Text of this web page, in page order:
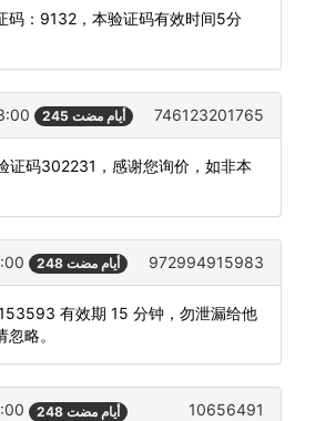
码：9132，本验证码有效时间5分
245 أيام مضت 746123201765
证码302231，感谢您询价，如非本
248 أيام مضت 972994915983
153593 有效期 15 分钟，勿泄漏给他
略。
248 أيام مضت 10656491